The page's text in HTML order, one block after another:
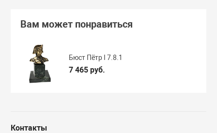
Вам может понравиться
Бюст Пётр I 7.8.1
7 465 руб.
Контакты